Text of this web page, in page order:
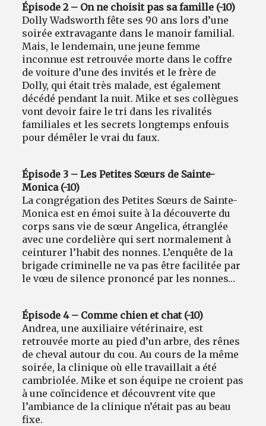
Épisode 2 – On ne choisit pas sa famille (-10)
Dolly Wadsworth fête ses 90 ans lors d’une
soirée extravagante dans le manoir familial.
Mais, le lendemain, une jeune femme
inconnue est retrouvée morte dans le coffre
de voiture d’une des invités et le frère de
Dolly, qui était très malade, est également
décédé pendant la nuit. Mike et ses collègues
vont devoir faire le tri dans les rivalités
familiales et les secrets longtemps enfouis
pour démêler le vrai du faux.
Épisode 3 – Les Petites Sœurs de Sainte-
Monica (-10)
La congrégation des Petites Sœurs de Sainte-
Monica est en émoi suite à la découverte du
corps sans vie de sœur Angelica, étranglée
avec une cordelière qui sert normalement à
ceinturer l’habit des nonnes. L’enquête de la
brigade criminelle ne va pas être facilitée par
le vœu de silence prononcé par les nonnes…
Épisode 4 – Comme chien et chat (-10)
Andrea, une auxiliaire vétérinaire, est
retrouvée morte au pied d’un arbre, des rênes
de cheval autour du cou. Au cours de la même
soirée, la clinique où elle travaillait a été
cambriolée. Mike et son équipe ne croient pas
à une coïncidence et découvrent vite que
l’ambiance de la clinique n’était pas au beau
fixe.